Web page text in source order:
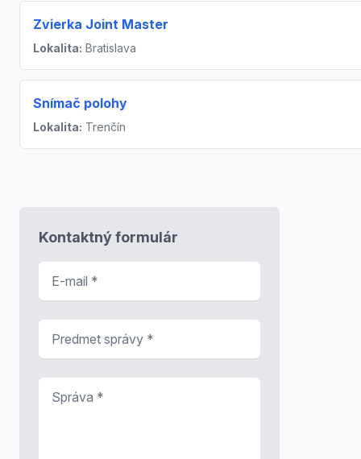
Zvierka Joint Master
Lokalita: Bratislava
Snímač polohy
Lokalita: Trenčín
Kontaktný formulár